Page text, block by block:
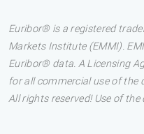
Euribor® is a registered
Markets Institute (EMMI).
Euribor® data. A Licensing
for all commercial use of the
All rights reserved! Use of